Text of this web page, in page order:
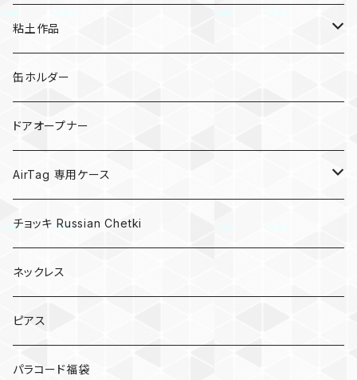
粘土作品
亀
キノコ
缶ホルダー
ドアオープナー
AirTag 専用ケース
AirTagキーリング
チョッキ Russian Chetki
ネックレス
ピアス
パラコード福袋